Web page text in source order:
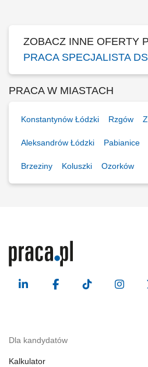
ZOBACZ INNE OFERTY
PRACA SPECJALISTA
PRACA W MIASTACH
Konstantynów Łódzki Rzgów
Aleksandrów Łódzki Pabianice
Brzeziny Koluszki Ozorków
Dla kandydatów
Kalkulator